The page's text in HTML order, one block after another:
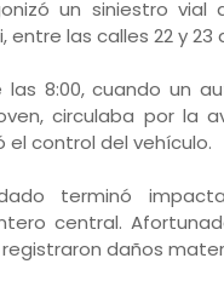
un siniestro
las calles 22 y 23
8:00, cuando un
circulaba por la
control del vehículo.
terminó
central.
daños